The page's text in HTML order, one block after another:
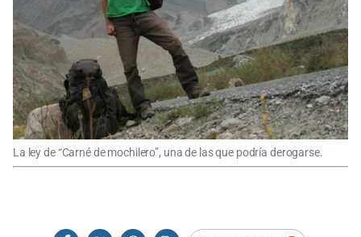
La ley de “Carné de mochilero”, una de las que podría derogarse.